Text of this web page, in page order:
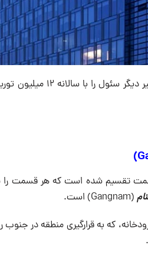
این عناوین و بسیاری
(Gangnam) است.
که به قرارگیری منطقه در